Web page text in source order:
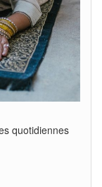
quotidiennes